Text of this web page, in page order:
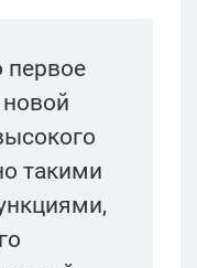
первое
такими